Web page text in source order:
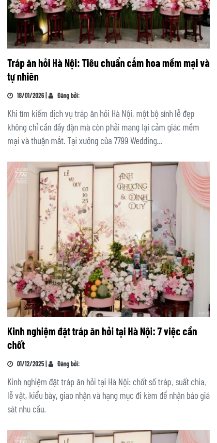
Tráp ăn hỏi Hà Nội: Tiêu chuẩn cắm hoa mềm mại và
tự nhiên
18/01/2026 | Đăng bởi:
Khi tìm kiếm dịch vụ tráp ăn hỏi Hà Nội, một bộ sính lễ đẹp
không chỉ cần đầy đặn mà còn phải mang lại cảm giác mềm
mại và thuận mắt. Tại xưởng của 7799 Wedding...
Kinh nghiệm đặt tráp ăn hỏi tại Hà Nội: 7 việc cần
chốt
01/12/2025 | Đăng bởi:
Kinh nghiệm đặt tráp ăn hỏi tại Hà Nội: chốt số tráp, suất chia,
lễ vật, kiểu bày, giao nhận và hạng mục đi kèm để nhận báo giá
sát nhu cầu.